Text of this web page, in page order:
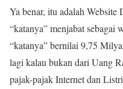
Ya benar, itu adalah
“katanya” menjabat sebagai
“katanya” bernilai 9,75
lagi kalau bukan dari Uang
pajak-pajak Internet dan